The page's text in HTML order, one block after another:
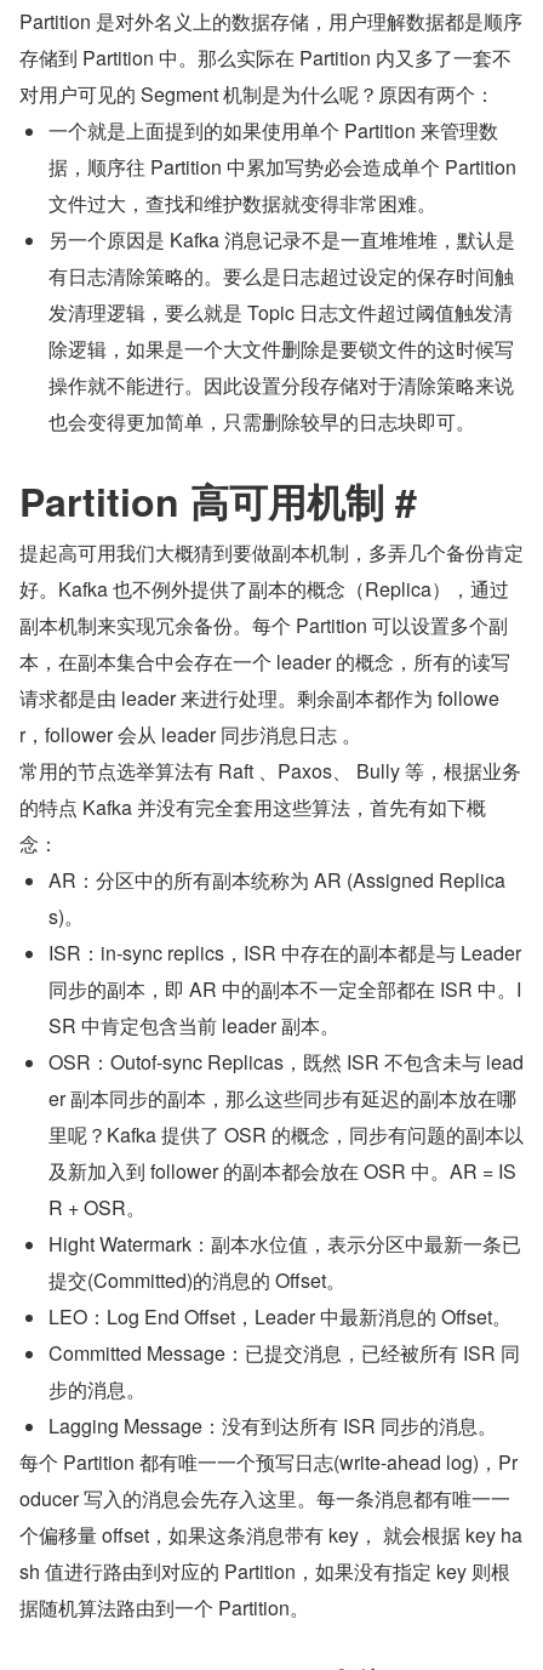
Partition 是对外名义上的数据存储，用户理解数据都是顺序
存储到 Partition 中。那么实际在 Partition 内又多了一套不
对用户可见的 Segment 机制是为什么呢？原因有两个：
一个就是上面提到的如果使用单个 Partition 来管理数
据，顺序往 Partition 中累加写势必会造成单个 Partition
文件过大，查找和维护数据就变得非常困难。
另一个原因是 Kafka 消息记录不是一直堆堆堆，默认是
有日志清除策略的。要么是日志超过设定的保存时间触
发清理逻辑，要么就是 Topic 日志文件超过阈值触发清
除逻辑，如果是一个大文件删除是要锁文件的这时候写
操作就不能进行。因此设置分段存储对于清除策略来说
也会变得更加简单，只需删除较早的日志块即可。
Partition 高可用机制 #
提起高可用我们大概猜到要做副本机制，多弄几个备份肯定
好。Kafka 也不例外提供了副本的概念（Replica），通过
副本机制来实现冗余备份。每个 Partition 可以设置多个副
本，在副本集合中会存在一个 leader 的概念，所有的读写
请求都是由 leader 来进行处理。剩余副本都作为 followe
r，follower 会从 leader 同步消息日志 。
常用的节点选举算法有 Raft 、Paxos、 Bully 等，根据业务
的特点 Kafka 并没有完全套用这些算法，首先有如下概
念：
AR：分区中的所有副本统称为 AR (Assigned Replica
s)。
ISR：in-sync replics，ISR 中存在的副本都是与 Leader
同步的副本，即 AR 中的副本不一定全部都在 ISR 中。I
SR 中肯定包含当前 leader 副本。
OSR：Outof-sync Replicas，既然 ISR 不包含未与 lead
er 副本同步的副本，那么这些同步有延迟的副本放在哪
里呢？Kafka 提供了 OSR 的概念，同步有问题的副本以
及新加入到 follower 的副本都会放在 OSR 中。AR = IS
R + OSR。
Hight Watermark：副本水位值，表示分区中最新一条已
提交(Committed)的消息的 Offset。
LEO：Log End Offset，Leader 中最新消息的 Offset。
Committed Message：已提交消息，已经被所有 ISR 同
步的消息。
Lagging Message：没有到达所有 ISR 同步的消息。
每个 Partition 都有唯一一个预写日志(write-ahead log)，Pr
oducer 写入的消息会先存入这里。每一条消息都有唯一一
个偏移量 offset，如果这条消息带有 key， 就会根据 key ha
sh 值进行路由到对应的 Partition，如果没有指定 key 则根
据随机算法路由到一个 Partition。